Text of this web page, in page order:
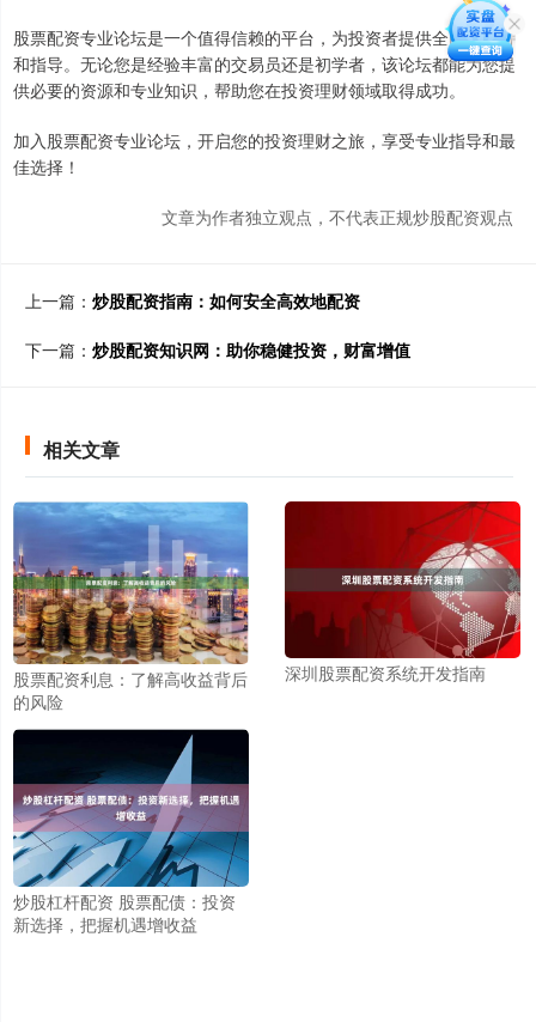
股票配资专业论坛是一个值得信赖的平台，为投资者提供全面的支持
和指导。无论您是经验丰富的交易员还是初学者，该论坛都能为您提
供必要的资源和专业知识，帮助您在投资理财领域取得成功。
加入股票配资专业论坛，开启您的投资理财之旅，享受专业指导和最
佳选择！
文章为作者独立观点，不代表正规炒股配资观点
上一篇： 炒股配资指南：如何安全高效地配资
下一篇： 炒股配资知识网：助你稳健投资，财富增值
相关文章
股票配资利息：了解高收益背后
的风险
深圳股票配资系统开发指南
炒股杠杆配资 股票配债：投资
新选择，把握机遇增收益